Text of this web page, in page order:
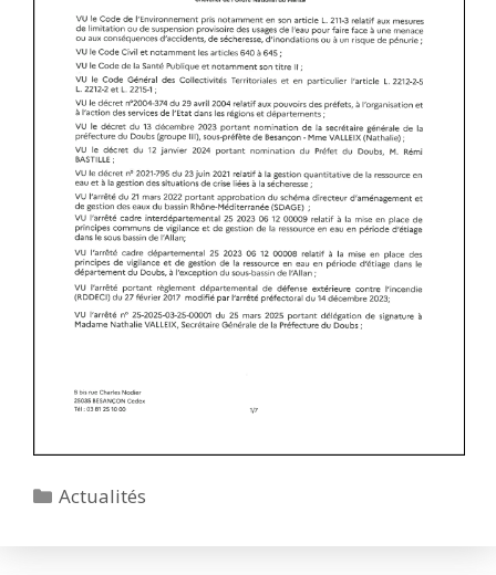
Catégories
Actualités